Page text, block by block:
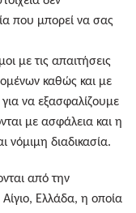
που μπορεί να σας
με τις απαιτήσεις
καθώς και με
να εξασφαλίζουμε
με ασφάλεια και η
νόμιμη διαδικασία.
από την
Ελλάδα, η οποία